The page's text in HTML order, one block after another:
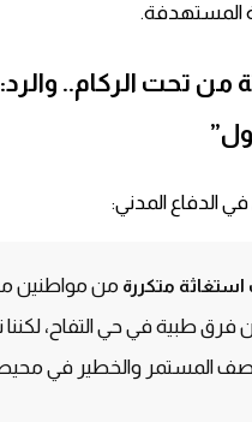
المستهدفة.
من تحت الركام.. والرد:
الدفاع المدني:
استغاثة متكررة من مواطنين
فرق طبية في حي التفاح،
المستمر والخطير في